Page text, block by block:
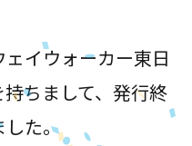
イウォーカー東日
ちまして、発行終
した。